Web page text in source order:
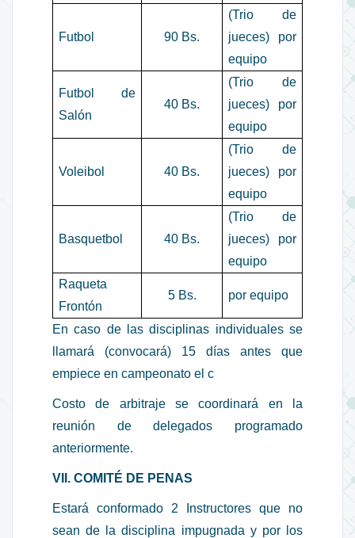
Futbol 90 Bs.
(Trio de
jueces) por
equipo
Futbol de
Salón
40 Bs.
(Trio de
jueces) por
equipo
Voleibol 40 Bs.
(Trio de
jueces) por
equipo
Basquetbol 40 Bs.
(Trio de
jueces) por
equipo
Raqueta
Frontón
5 Bs. por equipo
En caso de las disciplinas individuales se
llamará (convocará) 15 días antes que
empiece en campeonato el c
Costo de arbitraje se coordinará en la
reunión de delegados programado
anteriormente.
VII. COMITÉ DE PENAS
Estará conformado 2 Instructores que no
sean de la disciplina impugnada y por los